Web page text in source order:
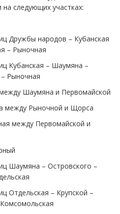
на следующих участках:
Дружбы народов – Кубанская
– Рыночная
Кубанская – Шаумяна –
Рыночная
Шаумяна и Первомайской
между Рыночной и Щорса
между Первомайской и
Шаумяна – Островского –
Отдельская – Крупской –